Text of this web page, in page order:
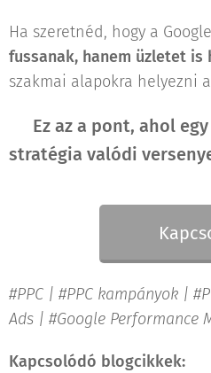
Ha szeretnéd, hogy a
fussanak, hanem üzletet is
szakmai alapokra helyezni
Ez az a pont, ahol
stratégia valódi
#PPC | #PPC kampányok |
Ads | #Google Performance
Kapcsolódó blogcikkek: